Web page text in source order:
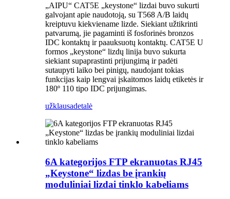
„AIPU“ CAT5E „keystone“ lizdai buvo sukurti
galvojant apie naudotoją, su T568 A/B laidų
kreiptuvu kiekviename lizde. Siekiant užtikrinti
patvarumą, jie pagaminti iš fosforinės bronzos
IDC kontaktų ir paauksuotų kontaktų. CAT5E U
formos „keystone“ lizdų linija buvo sukurta
siekiant supaprastinti prijungimą ir padėti
sutaupyti laiko bei pinigų, naudojant tokias
funkcijas kaip lengvai įskaitomos laidų etiketės ir
180º 110 tipo IDC prijungimas.
užklausadetalė
6A kategorijos FTP ekranuotas RJ45
„Keystone“ lizdas be įrankių
moduliniai lizdai tinklo kabeliams